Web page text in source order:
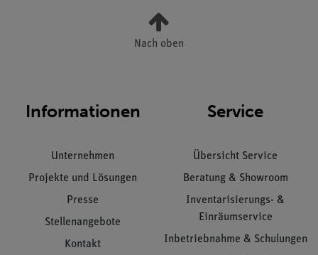
Nach oben
Informationen
Unternehmen
Projekte und Lösungen
Presse
Stellenangebote
Kontakt
Service
Übersicht Service
Beratung & Showroom
Inventarisierungs- &
Einräumservice
Inbetriebnahme & Schulungen